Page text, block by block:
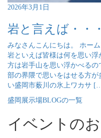
2026年3月1日
岩と言えば・・・
みなさんこんにちは。 ホー
岩といえば皆様は何を思い
方は岩手山を思い浮かべる
部の界隈で思いをはせる方
い盛岡市薮川の氷上ワカサ
盛岡展示場BLOGの一覧
イベントの